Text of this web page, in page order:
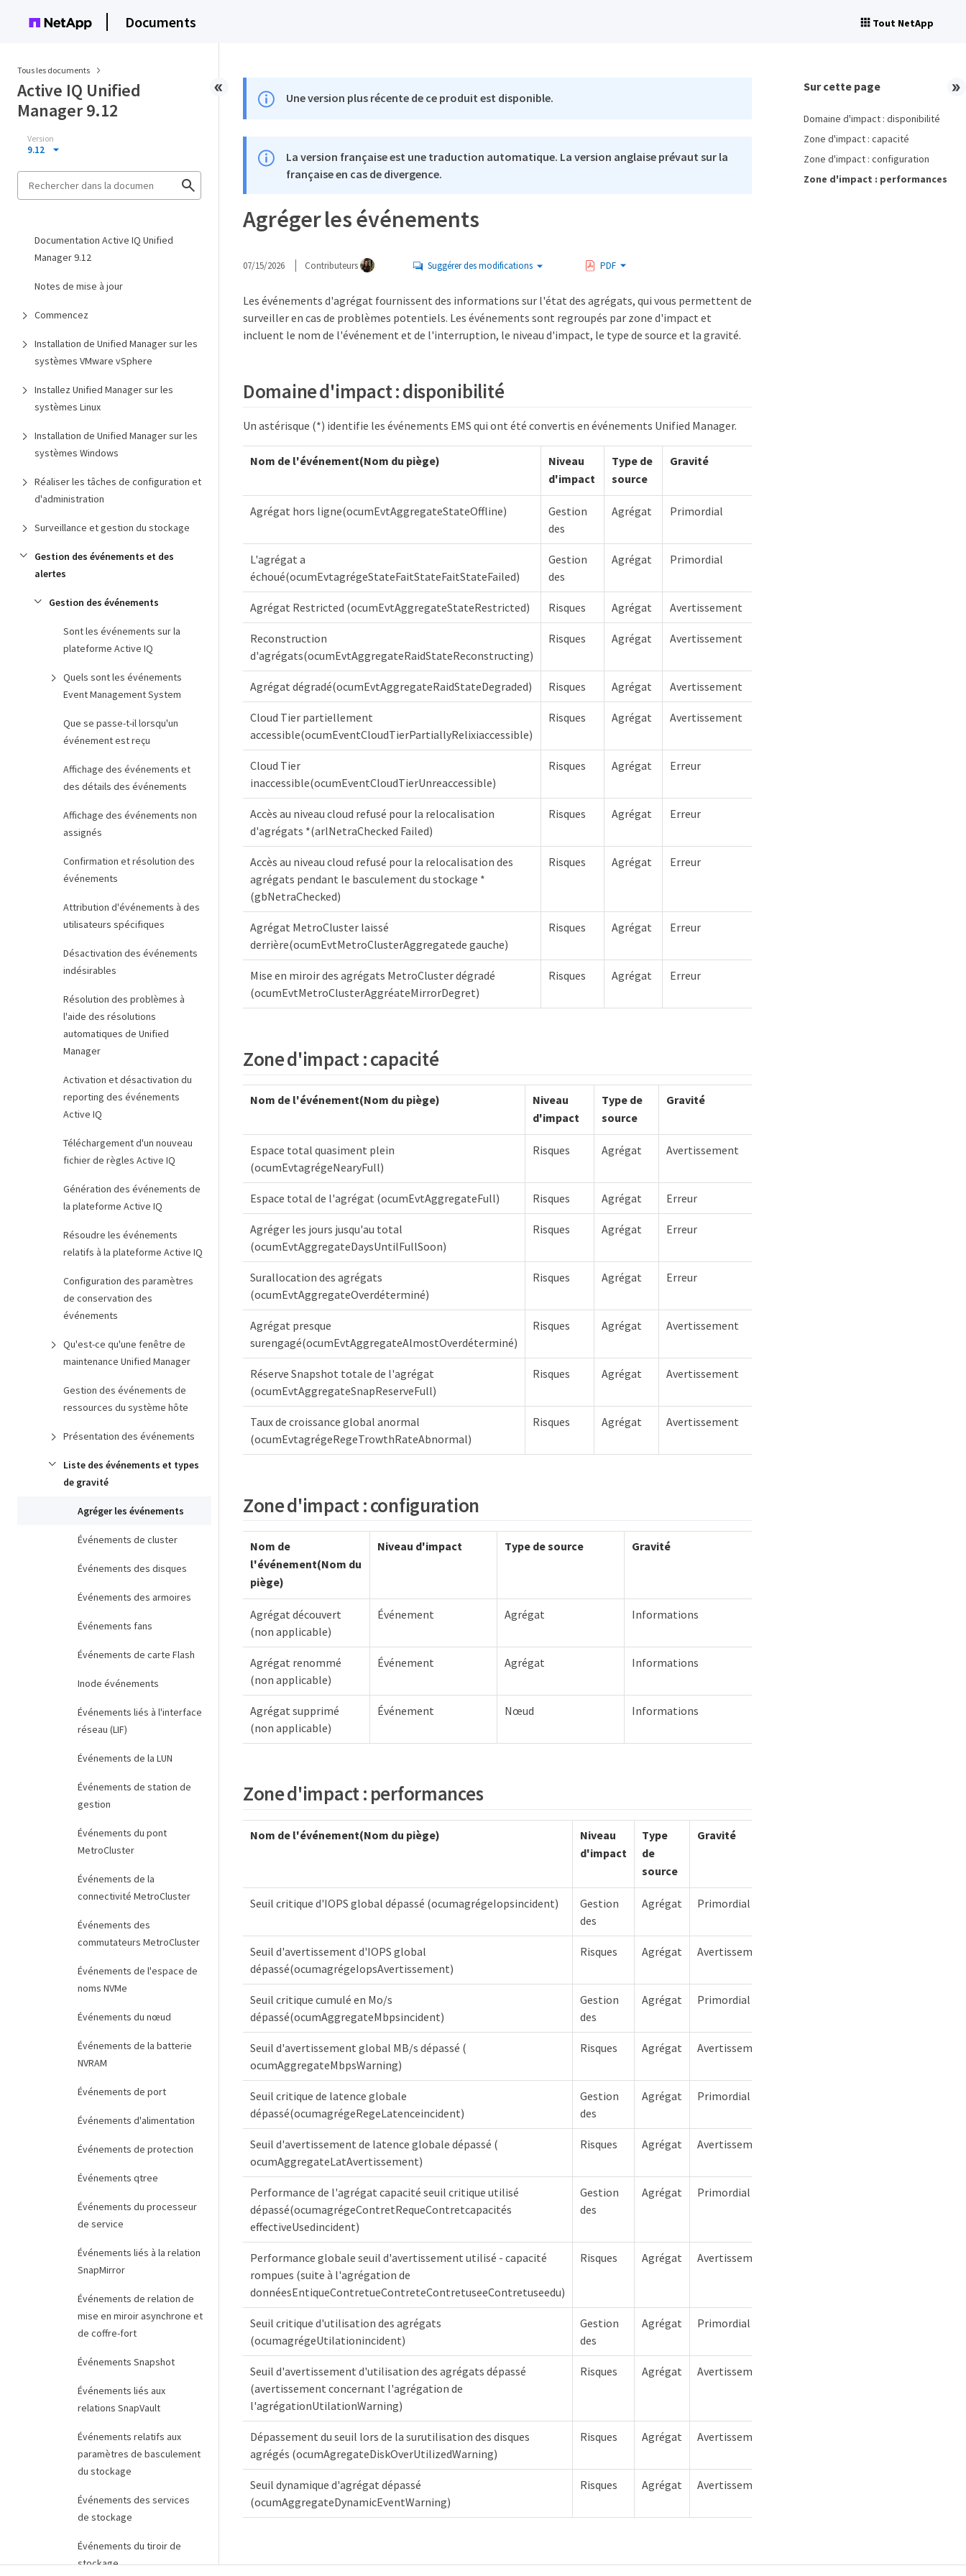
Documents Tout NetApp
Tous les documents
Active IQ Unified
Manager 9.12
Version
9.12
Documentation Active IQ Unified
Manager 9.12
Notes de mise à jour
Commencez
Installation de Unified Manager sur les
systèmes VMware vSphere
Installez Unified Manager sur les
systèmes Linux
Installation de Unified Manager sur les
systèmes Windows
Réaliser les tâches de configuration et
d'administration
Surveillance et gestion du stockage
Gestion des événements et des
alertes
Gestion des événements
Sont les événements sur la
plateforme Active IQ
Quels sont les événements
Event Management System
Que se passe-t-il lorsqu'un
événement est reçu
Affichage des événements et
des détails des événements
Affichage des événements non
assignés
Confirmation et résolution des
événements
Attribution d'événements à des
utilisateurs spécifiques
Désactivation des événements
indésirables
Résolution des problèmes à
l'aide des résolutions
automatiques de Unified
Manager
Activation et désactivation du
reporting des événements
Active IQ
Téléchargement d'un nouveau
fichier de règles Active IQ
Génération des événements de
la plateforme Active IQ
Résoudre les événements
relatifs à la plateforme Active IQ
Configuration des paramètres
de conservation des
événements
Qu'est-ce qu'une fenêtre de
maintenance Unified Manager
Gestion des événements de
ressources du système hôte
Présentation des événements
Liste des événements et types
de gravité
Agréger les événements
Événements de cluster
Événements des disques
Événements des armoires
Événements fans
Événements de carte Flash
Inode événements
Événements liés à l'interface
réseau (LIF)
Événements de la LUN
Événements de station de
gestion
Événements du pont
MetroCluster
Événements de la
connectivité MetroCluster
Événements des
commutateurs MetroCluster
Événements de l'espace de
noms NVMe
Événements du nœud
Événements de la batterie
NVRAM
Événements de port
Événements d'alimentation
Événements de protection
Événements qtree
Événements du processeur
de service
Événements liés à la relation
SnapMirror
Événements de relation de
mise en miroir asynchrone et
de coffre-fort
Événements Snapshot
Événements liés aux
relations SnapVault
Événements relatifs aux
paramètres de basculement
du stockage
Événements des services
de stockage
Événements du tiroir de
stockage
Une version plus récente de ce produit est disponible.
La version française est une traduction automatique. La version anglaise prévaut sur la
française en cas de divergence.
Agréger les événements
07/15/2026 Contributeurs Suggérer des modifications PDF
Les événements d'agrégat fournissent des informations sur l'état des agrégats, qui vous permettent de
surveiller en cas de problèmes potentiels. Les événements sont regroupés par zone d'impact et
incluent le nom de l'événement et de l'interruption, le niveau d'impact, le type de source et la gravité.
Domaine d'impact : disponibilité
Un astérisque (*) identifie les événements EMS qui ont été convertis en événements Unified Manager.
Nom de l'événement(Nom du piège)
Niveau
d'impact
Type de
source
Gravité
Agrégat hors ligne(ocumEvtAggregateStateOffline)
Gestion
des
Agrégat Primordial
L'agrégat a
échoué(ocumEvtagrégeStateFaitStateFaitStateFailed)
Gestion
des
Agrégat Primordial
Agrégat Restricted (ocumEvtAggregateStateRestricted) Risques Agrégat Avertissement
Reconstruction
d'agrégats(ocumEvtAggregateRaidStateReconstructing)
Risques Agrégat Avertissement
Agrégat dégradé(ocumEvtAggregateRaidStateDegraded) Risques Agrégat Avertissement
Cloud Tier partiellement
accessible(ocumEventCloudTierPartiallyRelixiaccessible)
Risques Agrégat Avertissement
Cloud Tier
inaccessible(ocumEventCloudTierUnreaccessible)
Risques Agrégat Erreur
Accès au niveau cloud refusé pour la relocalisation
d'agrégats *(arlNetraChecked Failed)
Risques Agrégat Erreur
Accès au niveau cloud refusé pour la relocalisation des
agrégats pendant le basculement du stockage *
(gbNetraChecked)
Risques Agrégat Erreur
Agrégat MetroCluster laissé
derrière(ocumEvtMetroClusterAggregatede gauche)
Risques Agrégat Erreur
Mise en miroir des agrégats MetroCluster dégradé
(ocumEvtMetroClusterAggréateMirrorDegret)
Risques Agrégat Erreur
Zone d'impact : capacité
Nom de l'événement(Nom du piège)
Niveau
d'impact
Type de
source
Gravité
Espace total quasiment plein
(ocumEvtagrégeNearyFull)
Risques Agrégat Avertissement
Espace total de l'agrégat (ocumEvtAggregateFull) Risques Agrégat Erreur
Agréger les jours jusqu'au total
(ocumEvtAggregateDaysUntilFullSoon)
Risques Agrégat Erreur
Surallocation des agrégats
(ocumEvtAggregateOverdéterminé)
Risques Agrégat Erreur
Agrégat presque
surengagé(ocumEvtAggregateAlmostOverdéterminé)
Risques Agrégat Avertissement
Réserve Snapshot totale de l'agrégat
(ocumEvtAggregateSnapReserveFull)
Risques Agrégat Avertissement
Taux de croissance global anormal
(ocumEvtagrégeRegeTrowthRateAbnormal)
Risques Agrégat Avertissement
Zone d'impact : configuration
Nom de
l'événement(Nom du
piège)
Niveau d'impact Type de source Gravité
Agrégat découvert
(non applicable)
Événement Agrégat Informations
Agrégat renommé
(non applicable)
Événement Agrégat Informations
Agrégat supprimé
(non applicable)
Événement Nœud Informations
Zone d'impact : performances
Nom de l'événement(Nom du piège)
Niveau
d'impact
Type
de
source
Gravité
Seuil critique d'IOPS global dépassé (ocumagrégeIopsincident)
Gestion
des
Agrégat Primordial
Seuil d'avertissement d'IOPS global
dépassé(ocumagrégeIopsAvertissement)
Risques Agrégat Avertissement
Seuil critique cumulé en Mo/s
dépassé(ocumAggregateMbpsincident)
Gestion
des
Agrégat Primordial
Seuil d'avertissement global MB/s dépassé (
ocumAggregateMbpsWarning)
Risques Agrégat Avertissement
Seuil critique de latence globale
dépassé(ocumagrégeRegeLatenceincident)
Gestion
des
Agrégat Primordial
Seuil d'avertissement de latence globale dépassé (
ocumAggregateLatAvertissement)
Risques Agrégat Avertissement
Performance de l'agrégat capacité seuil critique utilisé
dépassé(ocumagrégeContretRequeContretcapacités
effectiveUsedincident)
Gestion
des
Agrégat Primordial
Performance globale seuil d'avertissement utilisé - capacité
rompues (suite à l'agrégation de
donnéesEntiqueContretueContreteContretuseeContretuseedu)
Risques Agrégat Avertissement
Seuil critique d'utilisation des agrégats
(ocumagrégeUtilationincident)
Gestion
des
Agrégat Primordial
Seuil d'avertissement d'utilisation des agrégats dépassé
(avertissement concernant l'agrégation de
l'agrégationUtilationWarning)
Risques Agrégat Avertissement
Dépassement du seuil lors de la surutilisation des disques
agrégés (ocumAgregateDiskOverUtilizedWarning)
Risques Agrégat Avertissement
Seuil dynamique d'agrégat dépassé
(ocumAggregateDynamicEventWarning)
Risques Agrégat Avertissement
Sur cette page
Domaine d'impact : disponibilité
Zone d'impact : capacité
Zone d'impact : configuration
Zone d'impact : performances